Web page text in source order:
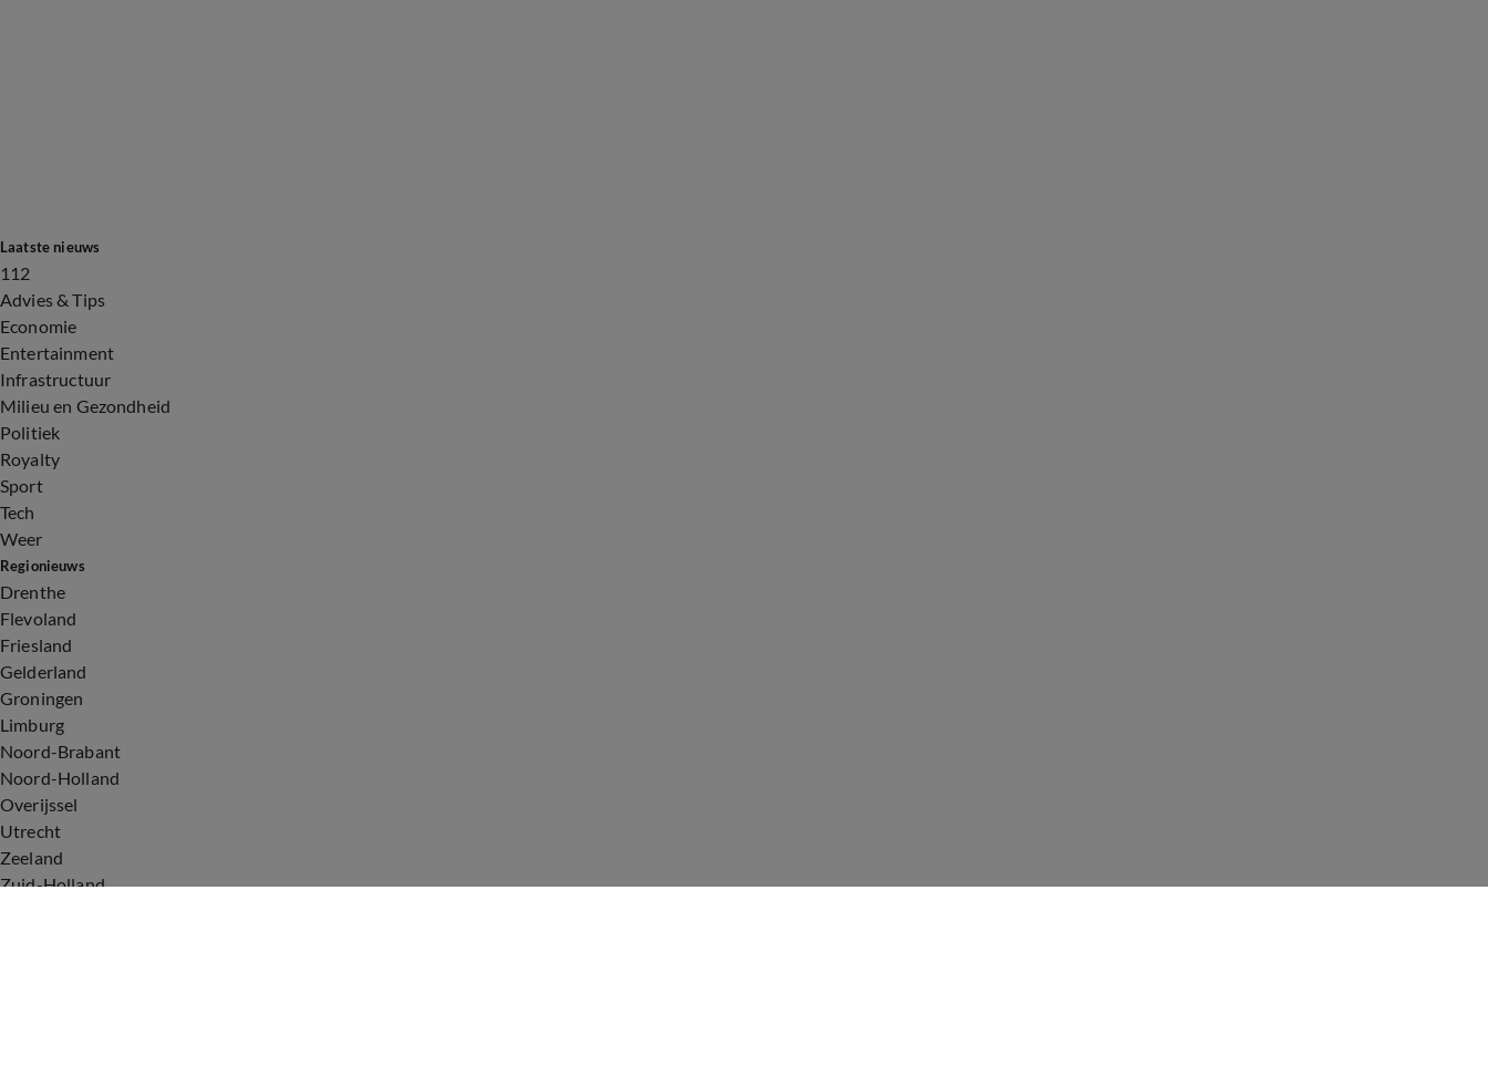
Laatste nieuws
112
Advies & Tips
Economie
Entertainment
Infrastructuur
Milieu en Gezondheid
Politiek
Royalty
Sport
Tech
Weer
Regionieuws
Drenthe
Flevoland
Friesland
Gelderland
Groningen
Limburg
Noord-Brabant
Noord-Holland
Overijssel
Utrecht
Zeeland
Zuid-Holland